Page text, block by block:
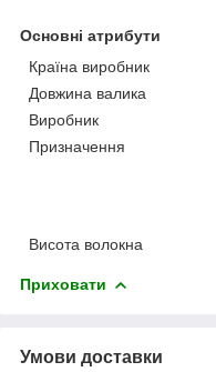
Основні атрибути
Країна виробник
Довжина валика
Виробник
Призначення
Висота волокна
Приховати
Умови доставки